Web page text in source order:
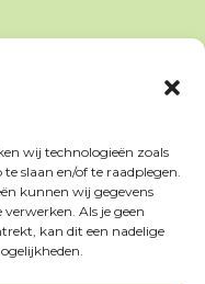
wij technologieën zoals
slaan en/of te raadplegen.
kunnen wij gegevens
Als je geen
kan dit een nadelige